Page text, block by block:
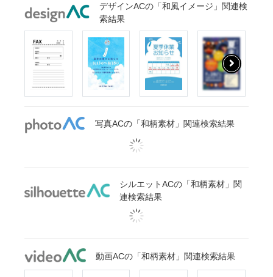
デザインACの「和風イメージ」関連検
索結果
写真ACの「和柄素材」関連検索結果
シルエットACの「和柄素材」関
連検索結果
動画ACの「和柄素材」関連検索結果